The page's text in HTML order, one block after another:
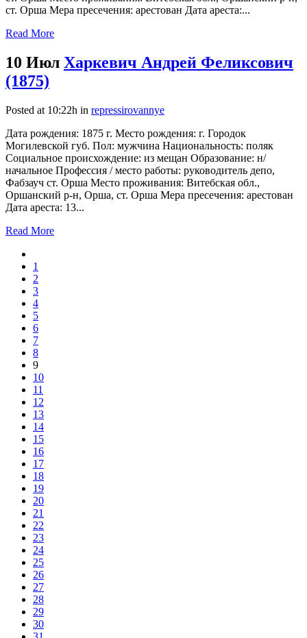
ст. Орша Мера пресечения: арестован Дата ареста:...
Read More
10 Июл Харкевич Андрей Феликсович
(1875)
Posted at 10:22h in repressirovannye
Дата рождения: 1875 г. Место рождения: г. Городок
Могилевской губ. Пол: мужчина Национальность: поляк
Социальное происхождение: из мещан Образование: н/
начальное Профессия / место работы: руководитель депо,
Фабзауч ст. Орша Место проживания: Витебская обл.,
Оршанский р-н, Орша, ст. Орша Мера пресечения: арестован
Дата ареста: 13...
Read More
1
2
3
4
5
6
7
8
9
10
11
12
13
14
15
16
17
18
19
20
21
22
23
24
25
26
27
28
29
30